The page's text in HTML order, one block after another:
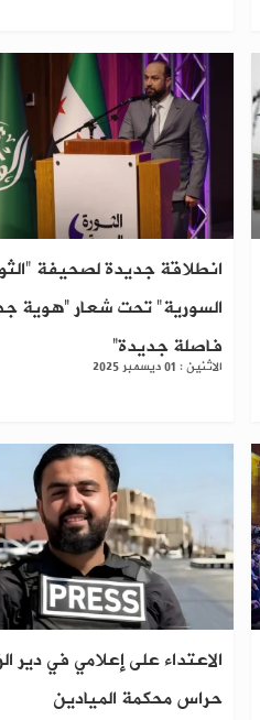
انطلاقة جديدة لصحيفة
السورية" تحت شعار “هوية
فاصلة جديدة”
الاثنين : 01 ديسمبر 2025
الاعتداء على إعلامي في دير
حراس محكمة الميادين